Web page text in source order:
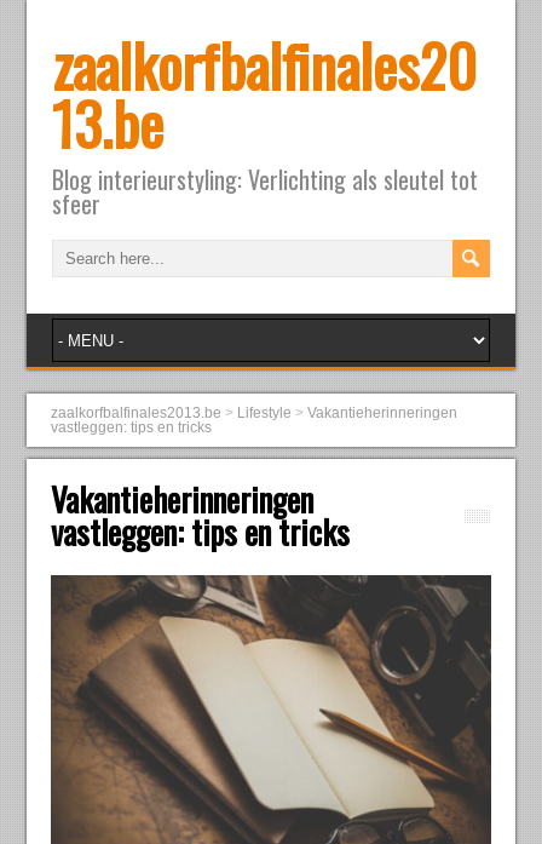
zaalkorfbalfinales20
13.be
Blog interieurstyling: Verlichting als sleutel tot
sfeer
zaalkorfbalfinales2013.be > Lifestyle >Vakantieherinneringen
vastleggen: tips en tricks
Vakantieherinneringen
vastleggen: tips en tricks